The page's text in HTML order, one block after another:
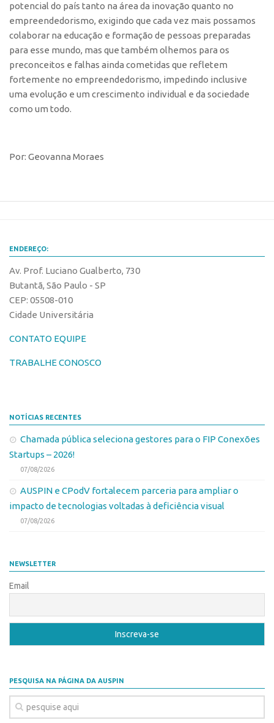
Jornada Empreendedora
Bolsas
Bolsa Empreendedorismo
Bolsa Startup USP
Prêmio USP de Empreendedorismo
EMBRAPIIs
CEPIX
InovaUSP
Eventos
Agenda AUSPIN
SGE
potencial do país tanto na área da inovação quanto no
empreendedorismo, exigindo que cada vez mais possamos
colaborar na educação e formação de pessoas preparadas
para esse mundo, mas que também olhemos para os
preconceitos e falhas ainda cometidas que refletem
fortemente no empreendedorismo, impedindo inclusive
uma evolução e um crescimento individual e da sociedade
como um todo.
Por: Geovanna Moraes
ENDEREÇO:
Av. Prof. Luciano Gualberto, 730
Butantã, São Paulo - SP
CEP: 05508-010
Cidade Universitária
CONTATO EQUIPE
TRABALHE CONOSCO
NOTÍCIAS RECENTES
Chamada pública seleciona gestores para o FIP Conexões
Startups – 2026!
07/08/2026
AUSPIN e CPodV fortalecem parceria para ampliar o
impacto de tecnologias voltadas à deficiência visual
07/08/2026
NEWSLETTER
Email
PESQUISA NA PÁGINA DA AUSPIN